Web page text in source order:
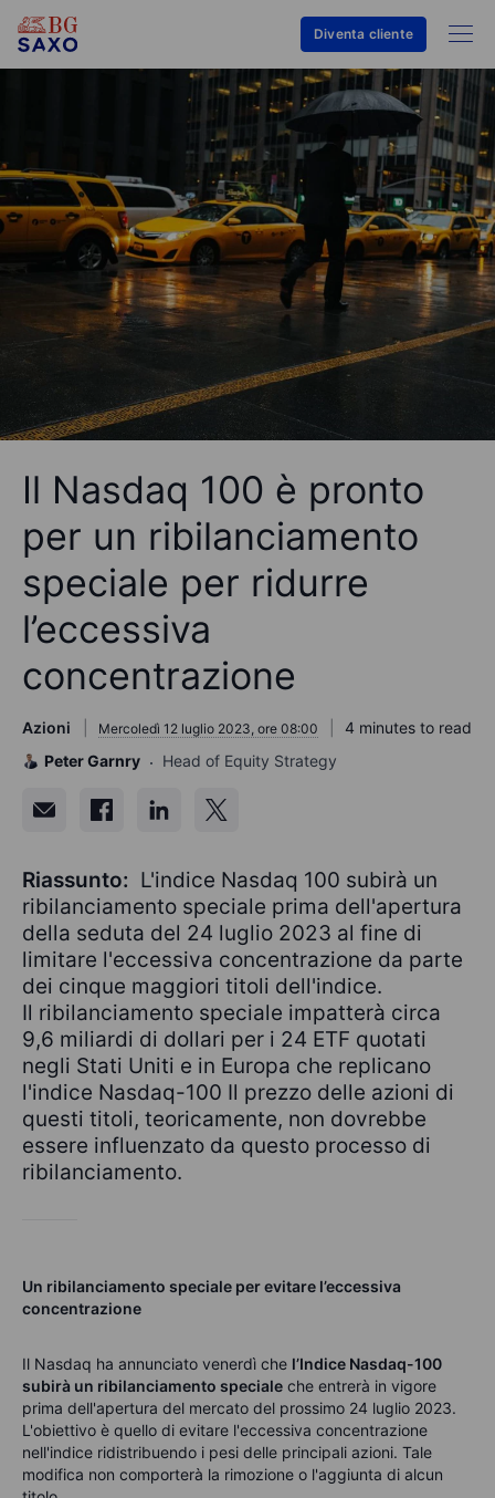
Diventa cliente
Il Nasdaq 100 è pronto
per un ribilanciamento
speciale per ridurre
l’eccessiva
concentrazione
Azioni Mercoledì 12 luglio 2023, ore 08:00
4 minutes to read
Peter Garnry
Head of Equity Strategy
Riassunto: L'indice Nasdaq 100 subirà un
ribilanciamento speciale prima dell'apertura
della seduta del 24 luglio 2023 al fine di
limitare l'eccessiva concentrazione da parte
dei cinque maggiori titoli dell'indice.
Il ribilanciamento speciale impatterà circa
9,6 miliardi di dollari per i 24 ETF quotati
negli Stati Uniti e in Europa che replicano
l'indice Nasdaq-100 Il prezzo delle azioni di
questi titoli, teoricamente, non dovrebbe
essere influenzato da questo processo di
ribilanciamento.
Un ribilanciamento speciale per evitare l’eccessiva
concentrazione
Il Nasdaq ha annunciato venerdì che l’Indice Nasdaq-100
subirà un ribilanciamento speciale che entrerà in vigore
prima dell'apertura del mercato del prossimo 24 luglio 2023.
L'obiettivo è quello di evitare l'eccessiva concentrazione
nell'indice ridistribuendo i pesi delle principali azioni. Tale
modifica non comporterà la rimozione o l'aggiunta di alcun